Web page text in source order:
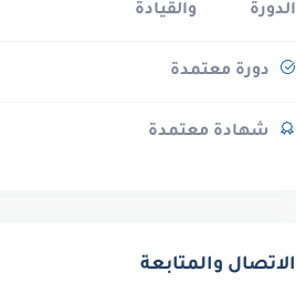
الدورة
والقيادة
دورة معتمدة
شهادة معتمدة
الاتصال والمتابعة